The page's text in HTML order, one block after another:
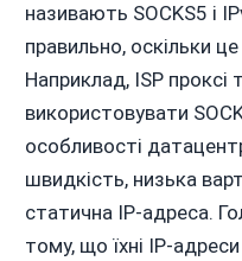
називають SOCKS5 і
правильно, оскільки
Наприклад, ISP
використовувати
особливості
швидкість, низька
статична IP-адреса.
тому, що їхні IP-